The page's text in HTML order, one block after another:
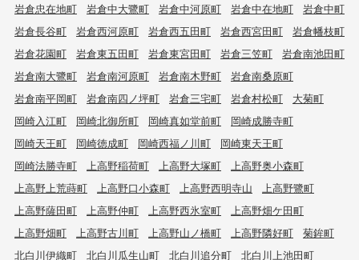
岩倉忠在地町
岩倉中大鷺町 岩倉中河原町 岩倉中在地町
岩倉中町
岩倉長谷町
岩倉西河原町 岩倉西五田町 岩倉西宮田町
岩倉幡枝町
岩倉花園町
岩倉東五田町 岩倉東宮田町 岩倉三笠町
岩倉南池田町
岩倉南大鷺町
岩倉南河原町 岩倉南木野町
岩倉南桑原町
岩倉南平岡町
岩倉南四ノ坪町 岩倉三宅町 岩倉村松町
大菊町
岡崎入江町
岡崎北御所町 岡崎真如堂前町
岡崎成勝寺町
岡崎天王町
岡崎徳成町 岡崎西福ノ川町
岡崎東天王町
岡崎法勝寺町
上高野稲荷町 上高野大塚町
上高野奥小森町
上高野上荒蒔町
上高野口小森町 上高野西明寺山
上高野鷺町
上高野薩田町
上高野仲町 上高野西氷室町
上高野畑ケ田町
上高野畑町
上高野古川町 上高野山ノ橋町 上高野隣好町
菊鉾町
北白川伊織町
北白川瓜生山町 北白川追分町 北白川上池田町